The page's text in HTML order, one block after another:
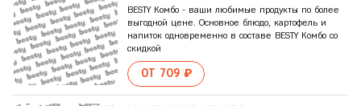
BESTY Комбо - ваши любимые продукты по более
выгодной цене. Основное блюдо, картофель и
напиток одновременно в составе BESTY Комбо со
скидкой
ОТ 709 ₽